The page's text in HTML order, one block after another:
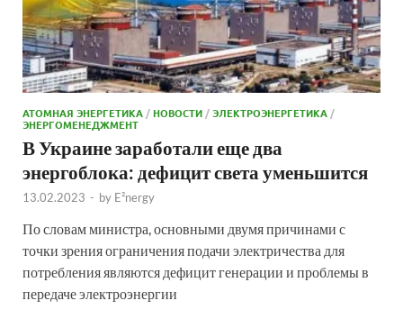
АТОМНАЯ ЭНЕРГЕТИКА /НОВОСТИ /ЭЛЕКТРОЭНЕРГЕТИКА /
ЭНЕРГОМЕНЕДЖМЕНТ
В Украине заработали еще два
энергоблока: дефицит света уменьшится
13.02.2023 - by E²nergy
По словам министра, основными двумя причинами с
точки зрения ограничения подачи электричества для
потребления являются дефицит генерации и проблемы в
передаче электроэнергии